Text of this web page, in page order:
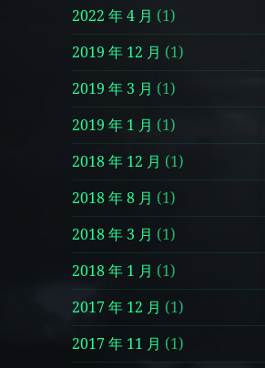
2022 年 4 月 (1)
2019 年 12 月 (1)
2019 年 3 月 (1)
2019 年 1 月 (1)
2018 年 12 月 (1)
2018 年 8 月 (1)
2018 年 3 月 (1)
2018 年 1 月 (1)
2017 年 12 月 (1)
2017 年 11 月 (1)